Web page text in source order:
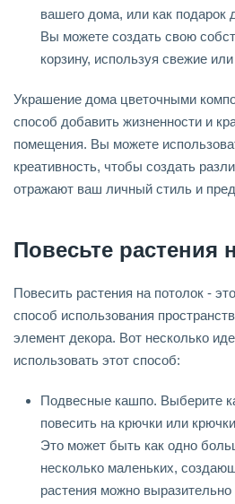
вашего дома, или как подарок
Вы можете создать свою
корзину, используя свежие
Украшение дома цветочными
способ добавить жизненности и
помещения. Вы можете
креативность, чтобы создать
отражают ваш личный стиль и
Повесьте растения
Повесить растения на потолок -
способ использования
элемент декора. Вот несколько
использовать этот способ:
Подвесные кашпо. Выберите
повесить на крючки или
Это может быть как одно
несколько маленьких,
растения можно выразительно